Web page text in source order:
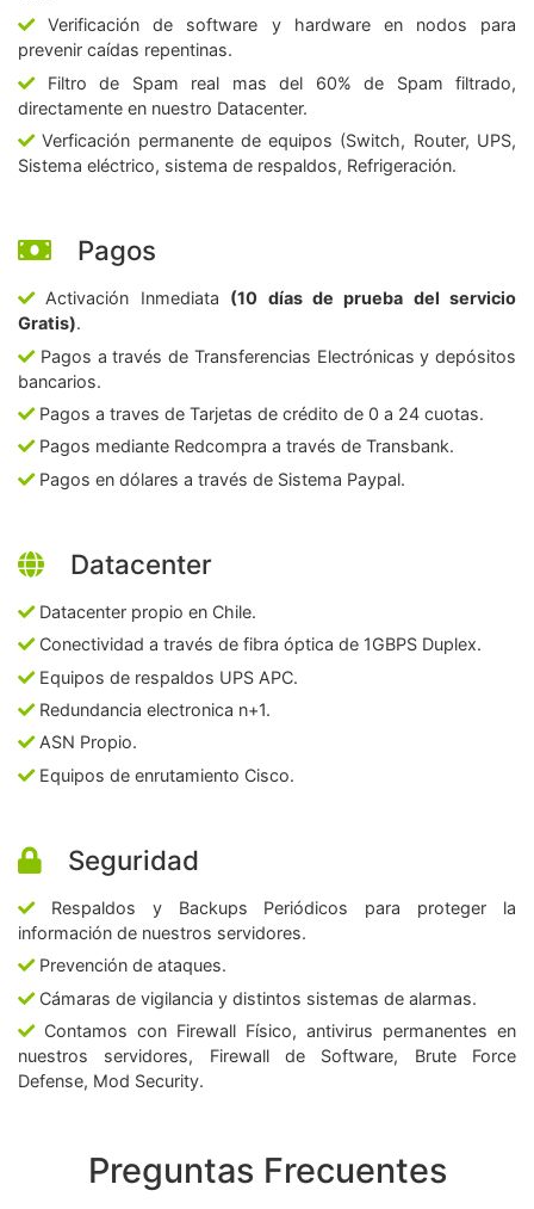
Verificación de software y hardware en nodos para
prevenir caídas repentinas.
Filtro de Spam real mas del 60% de Spam filtrado,
directamente en nuestro Datacenter.
Verficación permanente de equipos (Switch, Router, UPS,
Sistema eléctrico, sistema de respaldos, Refrigeración.
Pagos
Activación Inmediata (10 días de prueba del servicio
Gratis).
Pagos a través de Transferencias Electrónicas y depósitos
bancarios.
Pagos a traves de Tarjetas de crédito de 0 a 24 cuotas.
Pagos mediante Redcompra a través de Transbank.
Pagos en dólares a través de Sistema Paypal.
Datacenter
Datacenter propio en Chile.
Conectividad a través de fibra óptica de 1GBPS Duplex.
Equipos de respaldos UPS APC.
Redundancia electronica n+1.
ASN Propio.
Equipos de enrutamiento Cisco.
Seguridad
Respaldos y Backups Periódicos para proteger la
información de nuestros servidores.
Prevención de ataques.
Cámaras de vigilancia y distintos sistemas de alarmas.
Contamos con Firewall Físico, antivirus permanentes en
nuestros servidores, Firewall de Software, Brute Force
Defense, Mod Security.
Preguntas Frecuentes